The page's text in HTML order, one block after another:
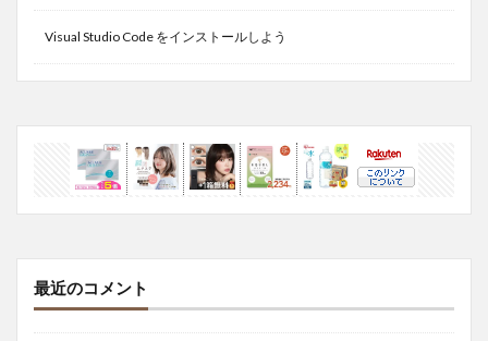
Visual Studio Code をインストールしよう
最近のコメント